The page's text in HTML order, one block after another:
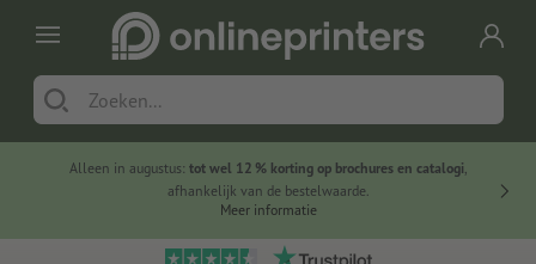
Alleen in augustus: tot wel 12 % korting op brochures en catalogi,
afhankelijk van de bestelwaarde.
Meer informatie